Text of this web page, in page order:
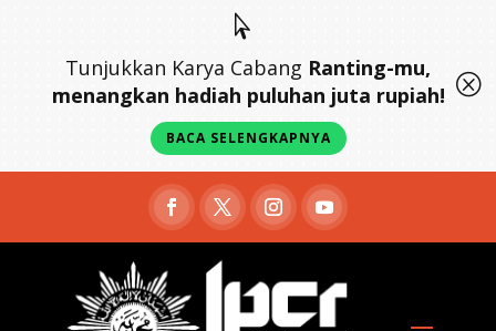

Tunjukkan Karya Cabang Ranting-mu,
menangkan hadiah puluhan juta rupiah!
BACA SELENGKAPNYA
Q